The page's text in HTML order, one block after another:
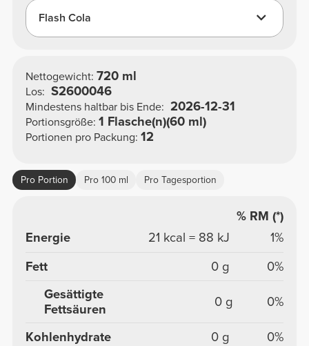
Flash Cola
Nettogewicht: 720 ml
Los: S2600046
Mindestens haltbar bis Ende: 2026-12-31
Portionsgröße: 1 Flasche(n)(60 ml)
Portionen pro Packung: 12
Pro Portion Pro 100 ml Pro Tagesportion
% RM (*)
Energie
21 kcal = 88 kJ
1%
Fett
0 g
0%
Gesättigte
Fettsäuren
0 g 0%
Kohlenhydrate 0 g
0%